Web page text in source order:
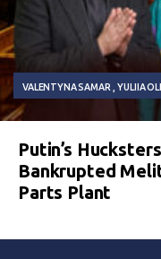
VALENTYNA SAMAR YULIIA
Putin’s
Bankrupted
Parts Plant